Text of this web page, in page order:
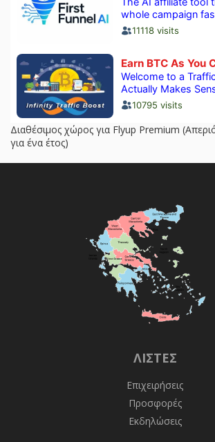
Διαθέσιμος χώρος για Flyup Premium
για ένα έτος)
ΛΊΣΤΕΣ
Επιχειρήσεις
Προσφορές
Εκδηλώσεις